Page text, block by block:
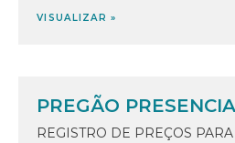
VISUALIZAR »
PREGÃO
REGISTRO DE PREÇOS